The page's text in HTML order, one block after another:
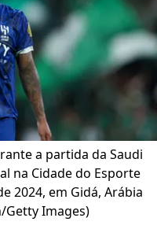
a partida da Saudi
na Cidade do Esporte
2024, em Gidá, Arábia
Getty Images)